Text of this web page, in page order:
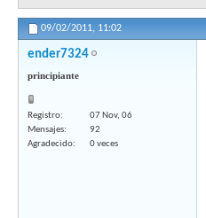
09/02/2011, 11:02
ender7324
principiante
Registro
07 Nov, 06
Mensajes
92
Agradecido
0 veces